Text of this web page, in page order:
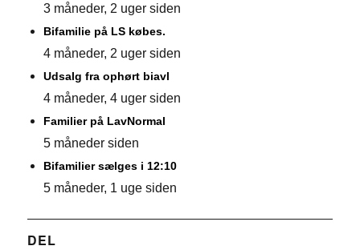
3 måneder, 2 uger siden
Bifamilie på LS købes.
4 måneder, 2 uger siden
Udsalg fra ophørt biavl
4 måneder, 4 uger siden
Familier på LavNormal
5 måneder siden
Bifamilier sælges i 12:10
5 måneder, 1 uge siden
DEL